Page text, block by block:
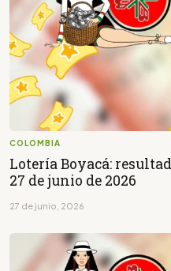
COLOMBIA
Lotería Boyacá:
27 de junio de 2026
27 de junio, 2026